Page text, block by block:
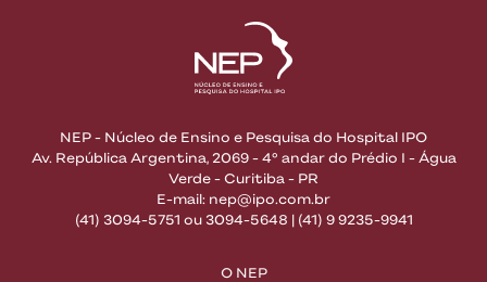
NEP - Núcleo de Ensino e Pesquisa do Hospital IPO
Av. República Argentina, 2069 - 4° andar do Prédio I - Água
Verde - Curitiba - PR
E-mail: nep@ipo.com.br
(41) 3094-5751 ou 3094-5648 | (41) 9 9235-9941
O NEP